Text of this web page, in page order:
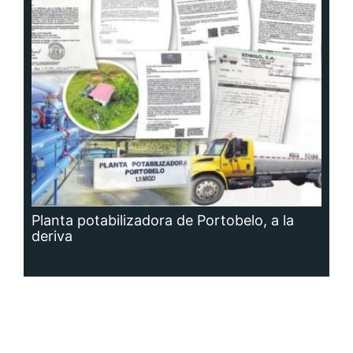
Planta potabilizadora de Portobelo, a la
deriva